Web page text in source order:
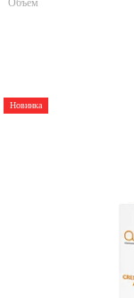
Объем
Новинка